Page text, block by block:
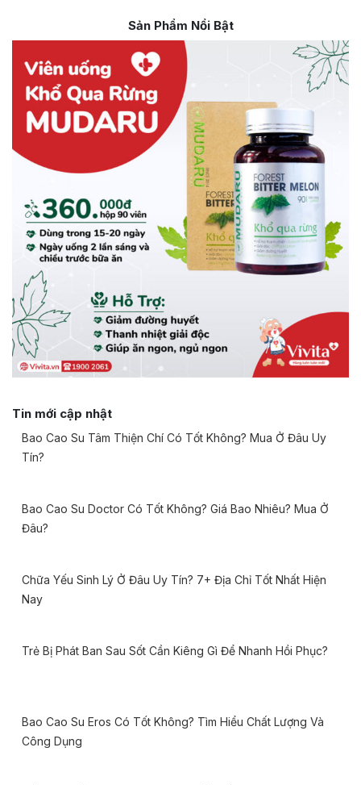
Sản Phẩm Nổi Bật
Tin mới cập nhật
Bao Cao Su Tâm Thiện Chí Có Tốt Không? Mua Ở Đâu Uy
Tín?
Bao Cao Su Doctor Có Tốt Không? Giá Bao Nhiêu? Mua Ở
Đâu?
Chữa Yếu Sinh Lý Ở Đâu Uy Tín? 7+ Địa Chỉ Tốt Nhất Hiện
Nay
Trẻ Bị Phát Ban Sau Sốt Cần Kiêng Gì Để Nhanh Hồi Phục?
Bao Cao Su Eros Có Tốt Không? Tìm Hiểu Chất Lượng Và
Công Dụng